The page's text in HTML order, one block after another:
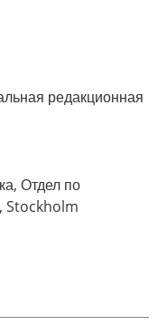
редакционная
Отдел по
Stockholm